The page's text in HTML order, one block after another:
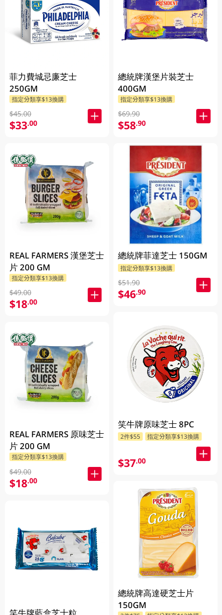
菲力費城忌廉芝士
250GM
指定分類享$13換購
$45.00
$33.00
REAL FARMERS 漢堡芝士
片 200 GM
指定分類享$13換購
$49.00
$18.00
REAL FARMERS 原味芝士
片 200 GM
指定分類享$13換購
$49.00
$18.00
總統牌漢堡片裝芝士
400GM
指定分類享$13換購
$69.90
$58.90
總統牌菲達芝士 150GM
指定分類享$13換購
$51.90
$46.90
笑牛牌原味芝士 8PC
2件$55 指定分類享$13換購
$37.00
總統牌高達硬芝士片
150GM